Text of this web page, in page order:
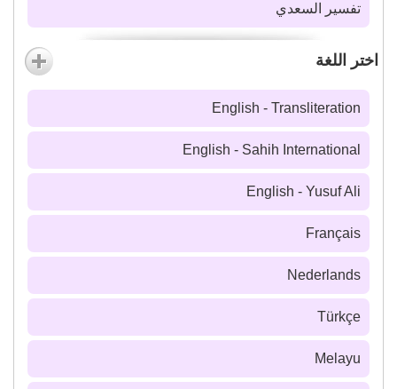
تفسير السعدي
اختر اللغة
English - Transliteration
English - Sahih International
English - Yusuf Ali
Français
Nederlands
Türkçe
Melayu